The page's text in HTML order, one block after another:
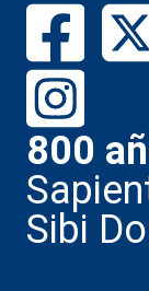
800
Sibi